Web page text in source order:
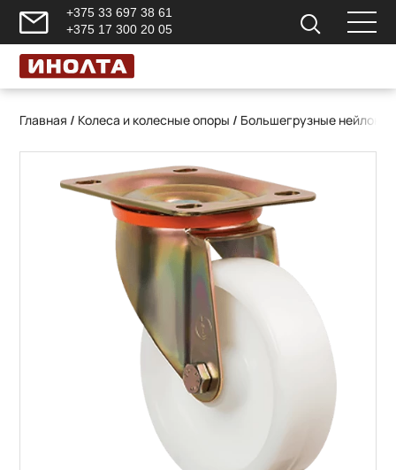
+375 33 697 38 61
+375 17 300 20 05
Главная / Колеса и колесные опоры / Большегрузные